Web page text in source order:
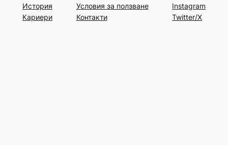
История
Кариери
Условия за ползване
Контакти
Instagram
Twitter/X